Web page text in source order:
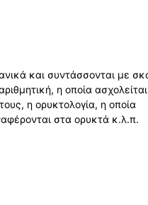
και συντάσσονται με
η οποία
η ορυκτολογία, η οποία
στα ορυκτά κ.λ.π.